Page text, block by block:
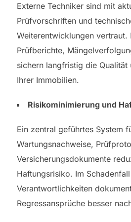
Externe Techniker sind mit
Prüfvorschriften und
Weiterentwicklungen vertraut.
Prüfberichte,
sichern langfristig die Qualität
Ihrer Immobilien.
Risikominimierung und
Ein zentral geführtes System
Wartungsnachweise,
Versicherungsdokumente
Haftungsrisiko. Im
Verantwortlichkeiten
Regressansprüche besser